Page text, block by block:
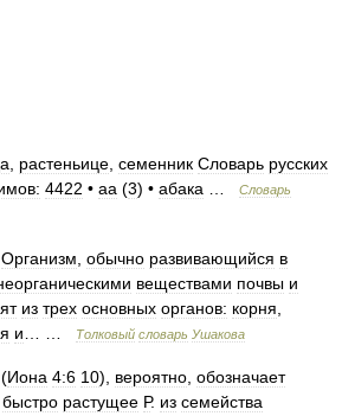
растеньице семенник Словарь русских
4422 • аа (3) • абака
Словарь
Организм обычно развивающийся в
веществами почвы и
из трех основных органов: корня
и Толковый словарь Ушакова
(Иона 4:6 10), вероятно обозначает
быстро раcтущее Р. из семейства